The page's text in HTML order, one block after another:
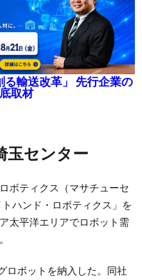
輸送改革」 先行企業の
取材
玉センター
ボティクス（マサチューセ
ハンド・ロボティクス」を
太平洋エリアでロボット需
ロボットを納入した。同社